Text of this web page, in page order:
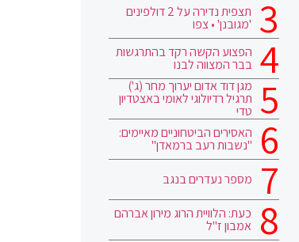
תצפית נדירה על 2 דולפינים
'מגובנן' • צפו
הפצוע הקשה רקד בהתרגשות
בבר המצווה לבנו
מגן דוד אדום יערוך מחר (ג')
תרגיל רדיולוגי לאומי באצטדיון
טדי
האסירים הביטחוניים מאיימים:
"נשבות רעב ברמאדן"
מספר נעדרים בנגב
כעת: הלוויית הרוג מירון אברהם
אמבון ז"ל